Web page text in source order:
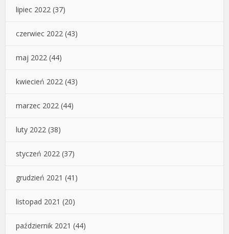
lipiec 2022 (37)
czerwiec 2022 (43)
maj 2022 (44)
kwiecień 2022 (43)
marzec 2022 (44)
luty 2022 (38)
styczeń 2022 (37)
grudzień 2021 (41)
listopad 2021 (20)
październik 2021 (44)